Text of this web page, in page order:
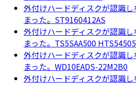
外付けハードディスクが認識
まった。ST9160412AS
外付けハードディスクが認識
まった。TS5SAA500
外付けハードディスクが認識
まった。WD10EADS-22M2B0
外付けハードディスクが認識